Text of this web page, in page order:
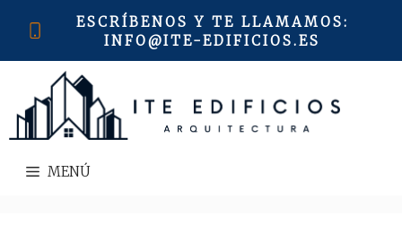
ESCRÍBENOS Y TE LLAMAMOS:
INFO@ITE-EDIFICIOS.ES
MENÚ